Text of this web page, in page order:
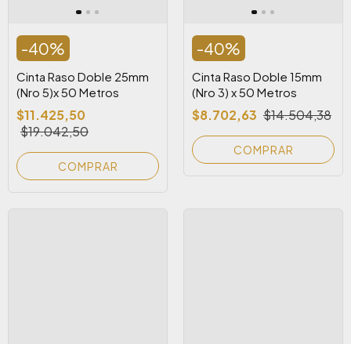
-40%
Cinta Raso Doble 25mm
(Nro 5)x 50 Metros
$11.425,50
$19.042,50
COMPRAR
-40%
Cinta Raso Doble 15mm
(Nro 3) x 50 Metros
$8.702,63 $14.504,38
COMPRAR